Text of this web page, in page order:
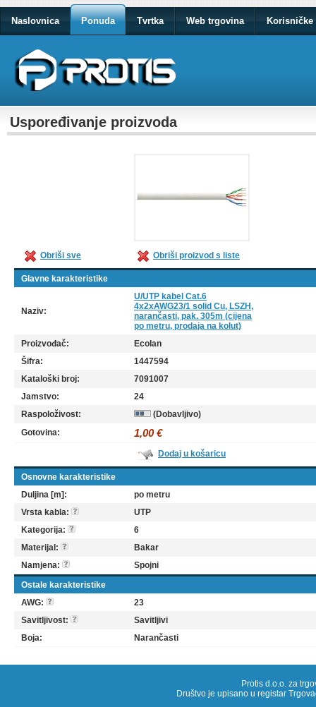
Naslovnica Ponuda Tvrtka Web trgovina Korisničke
Uspoređivanje proizvoda
Obriši sve Obriši proizvod s liste
Glavne karakteristike
Naziv:
U/UTP kabel Cat.6
4x2xAWG23/1 solid Cu, LSZH,
narančasti, pak. 305m (cijena
po metru, prodaja na kolut)
Proizvođač:
Ecolan
Šifra:
1447594
Kataloški broj:
7091007
Jamstvo:
24
Raspoloživost:
(Dobavljivo)
Gotovina:
1,00 €
Dodaj u košaricu
Osnovne karakteristike
Duljina [m]:
po metru
Vrsta kabla:
UTP
Kategorija:
6
Materijal:
Bakar
Namjena:
Spojni
Ostale karakteristike
AWG:
23
Savitljivost:
Savitljivi
Boja:
Narančasti
Protis d.o.o. za
Društvo je upisano u registar